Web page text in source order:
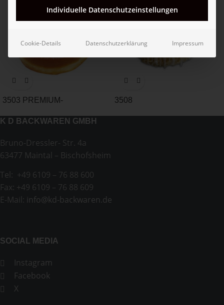
3503 PREMIUM-
3508
K D BACKWAREN GMBH
Bruno-Dressler- Str. 4a
63477 Maintal – Bischofsheim
Tel: +49 6109 – 76 88 600
Fax: +49 6109 – 76 88 609
E-Mail: info@kd-backwaren.de
SOCIAL MEDIA
Instagram
Facebook
X
Individuelle Datenschutzeinstellungen
Cookie-Details Datenschutzerklärung Impressum